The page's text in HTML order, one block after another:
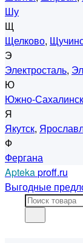
Шу
Щ
Щелково,
Э
Электросталь,
Ю
Южно-Сахалинск
Я
Якутск,
Ф
Фергана
Aptekaproff.ru
Выгодные